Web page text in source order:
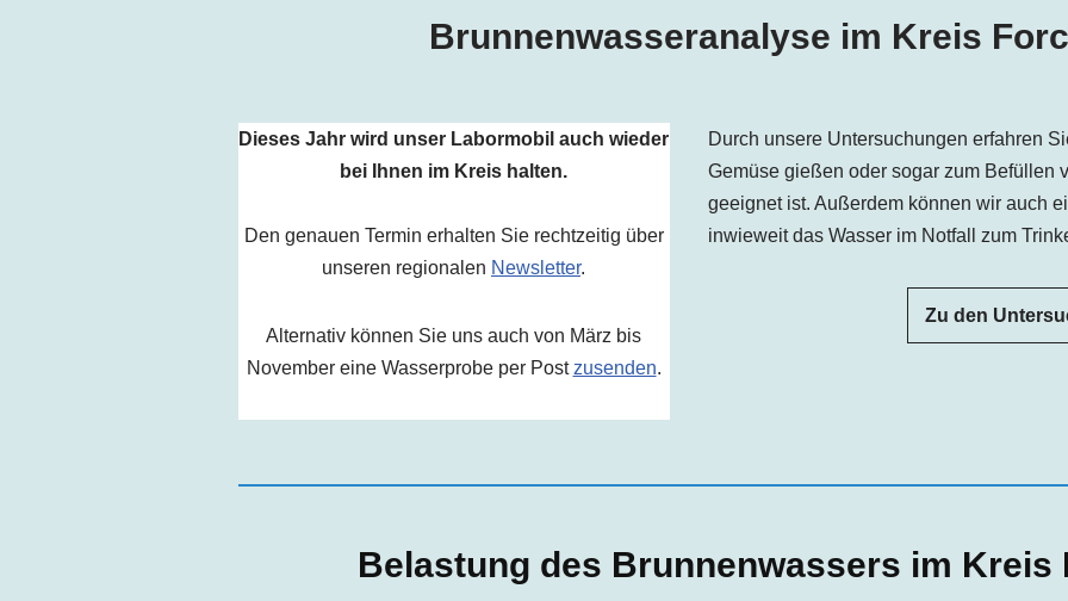
Brunnenwasseranalyse im Kreis
Dieses Jahr wird unser Labormobil auch wieder
bei Ihnen im Kreis halten.
Den genauen Termin erhalten Sie rechtzeitig über
unseren regionalen Newsletter.
Alternativ können Sie uns auch von März bis
November eine Wasserprobe per Post zusenden.
Durch unsere Untersuchungen erfahren
Gemüse gießen oder sogar zum Befüllen
geeignet ist. Außerdem können wir auch
inwieweit das Wasser im Notfall zum
Zu den
Belastung des Brunnenwassers im Kreis